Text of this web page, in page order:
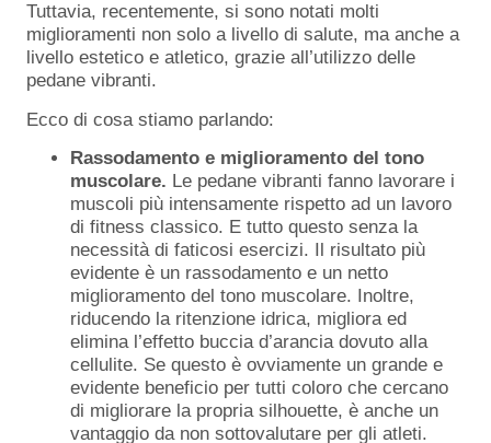
Tuttavia, recentemente, si sono notati molti
miglioramenti non solo a livello di salute, ma anche a
livello estetico e atletico, grazie all’utilizzo delle
pedane vibranti.
Ecco di cosa stiamo parlando:
Rassodamento e miglioramento del tono
muscolare. Le pedane vibranti fanno lavorare i
muscoli più intensamente rispetto ad un lavoro
di fitness classico. E tutto questo senza la
necessità di faticosi esercizi. Il risultato più
evidente è un rassodamento e un netto
miglioramento del tono muscolare. Inoltre,
riducendo la ritenzione idrica, migliora ed
elimina l’effetto buccia d’arancia dovuto alla
cellulite. Se questo è ovviamente un grande e
evidente beneficio per tutti coloro che cercano
di migliorare la propria silhouette, è anche un
vantaggio da non sottovalutare per gli atleti.